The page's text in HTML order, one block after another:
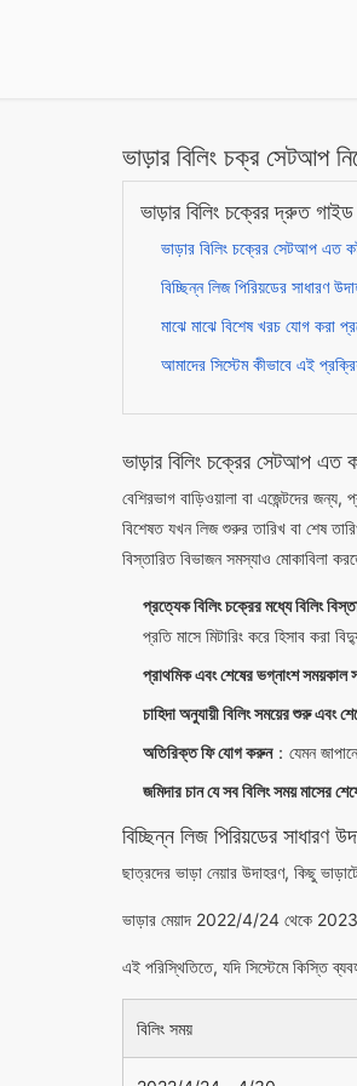
ভাড়ার বিলিং চক্র সেটআপ
ভাড়ার বিলিং চক্রের দ্রুত গাইড
ভাড়ার বিলিং চক্রের সেটআপ এত
বিচ্ছিন্ন লিজ পিরিয়ডের সাধারণ
মাঝে মাঝে বিশেষ খরচ যোগ করা
আমাদের সিস্টেম কীভাবে এই
ভাড়ার বিলিং চক্রের সেটআপ এত
বেশিরভাগ বাড়িওয়ালা বা এজেন্টদের
বিশেষত যখন লিজ শুরুর তারিখ বা শেষ
বিস্তারিত বিভাজন সমস্যাও মোকাবিলা
প্রত্যেক বিলিং চক্রের মধ্যে বিলিং
প্রতি মাসে মিটারিং করে হিসাব করা
প্রাথমিক এবং শেষের ভগ্নাংশ সময়কাল
চাহিদা অনুযায়ী বিলিং সময়ের শুরু এবং
অতিরিক্ত ফি যোগ করুন：যেমন
জমিদার চান যে সব বিলিং সময় মাসের
বিচ্ছিন্ন লিজ পিরিয়ডের সাধারণ
ছাত্রদের ভাড়া নেয়ার উদাহরণ, কিছু
ভাড়ার মেয়াদ 2022/4/24 থেকে
এই পরিস্থিতিতে, যদি সিস্টেমে কিস্তি
বিলিং সময়